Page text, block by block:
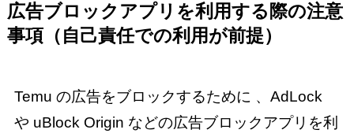
広告ブロックアプリを利用する際の注意
事項（自己責任での利用が前提）
Temu の広告をブロックするために 、AdLock
や uBlock Origin などの広告ブロックアプリを利